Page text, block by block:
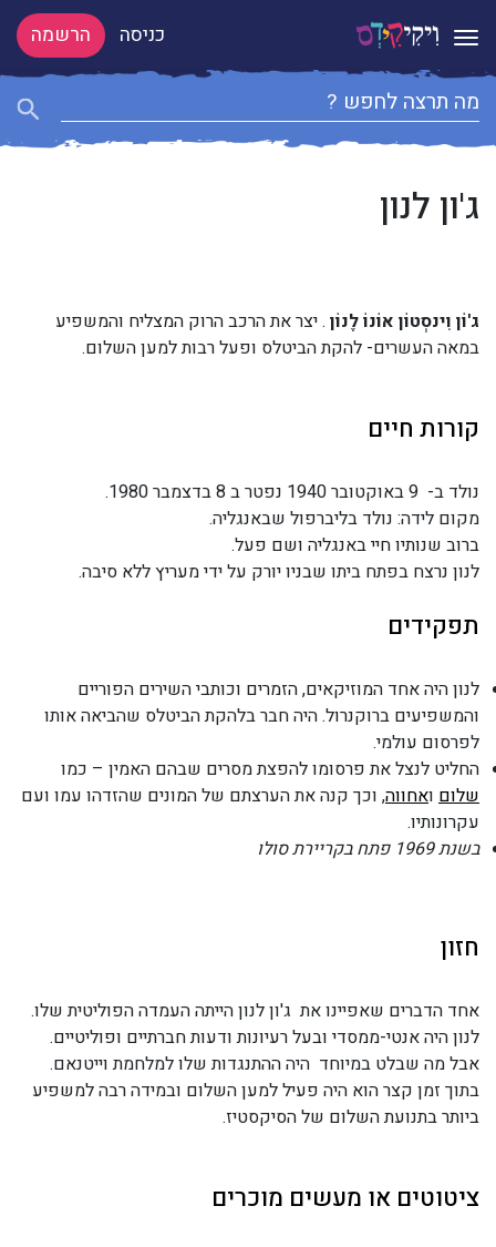
Toggle navigation כניסה הרשמה
ג'ון לנון
ג'וֹן וִינסְטוֹן אוֹנוֹ לֶנוֹן . יצר את הרכב הרוק המצליח והמשפיע
במאה העשרים- להקת הביטלס ופעל רבות למען השלום.
קורות חיים
נולד ב- 9 באוקטובר 1940 נפטר ב 8 בדצמבר 1980.
מקום לידה: נולד בליברפול שבאנגליה.
ברוב שנותיו חיי באנגליה ושם פעל.
לנון נרצח בפתח ביתו שבניו יורק על ידי מעריץ ללא סיבה.
תפקידים
לנון היה אחד המוזיקאים, הזמרים וכותבי השירים הפוריים
והמשפיעים ברוקנרול. היה חבר בלהקת הביטלס שהביאה אותו
לפרסום עולמי.
החליט לנצל את פרסומו להפצת מסרים שבהם האמין – כמו
שלום ואחווה, וכך קנה את הערצתם של המונים שהזדהו עמו ועם
עקרונותיו.
בשנת 1969 פתח בקריירת סולו
חזון
אחד הדברים שאפיינו את ג'ון לנון הייתה העמדה הפוליטית שלו.
לנון היה אנטי-ממסדי ובעל רעיונות ודעות חברתיים ופוליטיים.
אבל מה שבלט במיוחד היה ההתנגדות שלו למלחמת וייטנאם.
בתוך זמן קצר הוא היה פעיל למען השלום ובמידה רבה למשפיע
ביותר בתנועת השלום של הסיקסטיז.
ציטוטים או מעשים מוכרים